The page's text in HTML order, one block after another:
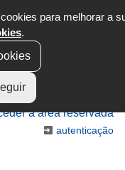
para melhorar a
.
à área reservada
autenticação